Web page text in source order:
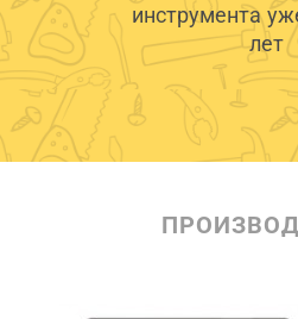
инструмента
лет